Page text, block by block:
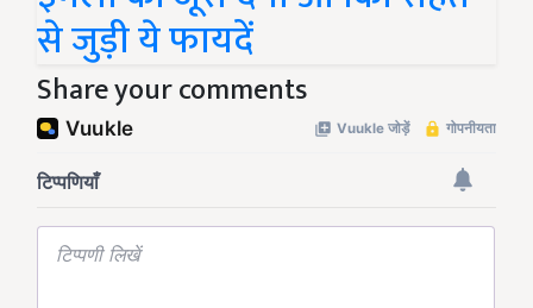
से जुड़ी ये फायदें
Share your comments